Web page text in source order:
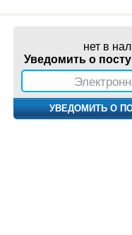
нет в
Уведомить о